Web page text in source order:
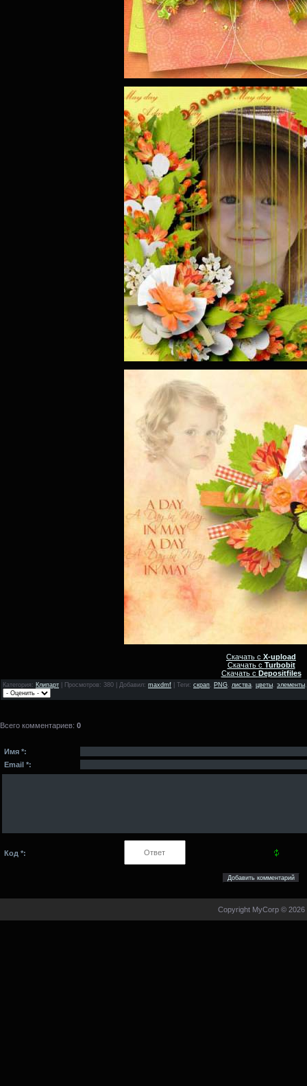
Скачать с X-upload
Скачать с Turbobit
Скачать с Depositfiles
Категория : Клипарт Просмотров: 380 | Добавил: maxdmf Теги: скрап PNG листва цветы элементы
Всего комментариев: 0
Имя *:
Email *:
Код *:
Copyright MyCorp © 2026